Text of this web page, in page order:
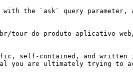
with the `ask` query
do-produto-aplicativo-web/
self-contained, and written
you are ultimately trying to